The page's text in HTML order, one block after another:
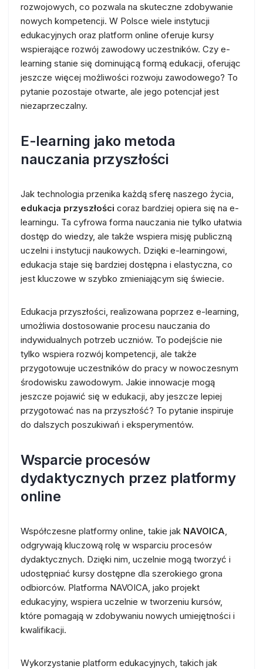
rozwojowych, co pozwala na skuteczne zdobywanie
nowych kompetencji. W Polsce wiele instytucji
edukacyjnych oraz platform online oferuje kursy
wspierające rozwój zawodowy uczestników. Czy e-
learning stanie się dominującą formą edukacji, oferując
jeszcze więcej możliwości rozwoju zawodowego? To
pytanie pozostaje otwarte, ale jego potencjał jest
niezaprzeczalny.
E-learning jako metoda
nauczania przyszłości
Jak technologia przenika każdą sferę naszego życia,
edukacja przyszłości coraz bardziej opiera się na e-
learningu. Ta cyfrowa forma nauczania nie tylko ułatwia
dostęp do wiedzy, ale także wspiera misję publiczną
uczelni i instytucji naukowych. Dzięki e-learningowi,
edukacja staje się bardziej dostępna i elastyczna, co
jest kluczowe w szybko zmieniającym się świecie.
Edukacja przyszłości, realizowana poprzez e-learning,
umożliwia dostosowanie procesu nauczania do
indywidualnych potrzeb uczniów. To podejście nie
tylko wspiera rozwój kompetencji, ale także
przygotowuje uczestników do pracy w nowoczesnym
środowisku zawodowym. Jakie innowacje mogą
jeszcze pojawić się w edukacji, aby jeszcze lepiej
przygotować nas na przyszłość? To pytanie inspiruje
do dalszych poszukiwań i eksperymentów.
Wsparcie procesów
dydaktycznych przez platformy
online
Współczesne platformy online, takie jak NAVOICA,
odgrywają kluczową rolę w wsparciu procesów
dydaktycznych. Dzięki nim, uczelnie mogą tworzyć i
udostępniać kursy dostępne dla szerokiego grona
odbiorców. Platforma NAVOICA, jako projekt
edukacyjny, wspiera uczelnie w tworzeniu kursów,
które pomagają w zdobywaniu nowych umiejętności i
kwalifikacji.
Wykorzystanie platform edukacyjnych, takich jak